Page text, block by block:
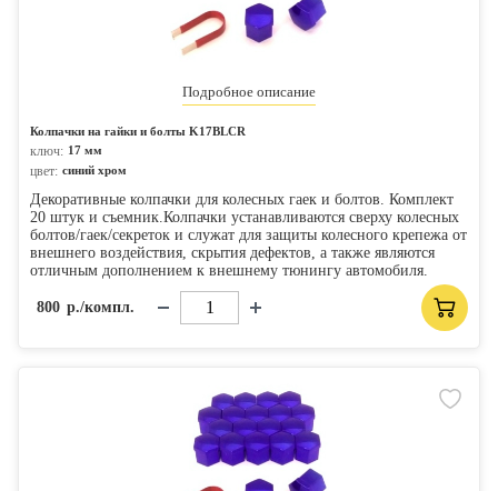
Подробное описание
Колпачки на гайки и болты K17BLСR
ключ: 17 мм
цвет: синий хром
Декоративные колпачки для колесных гаек и болтов. Комплект
20 штук и съемник.Колпачки устанавливаются сверху колесных
болтов/гаек/секреток и служат для защиты колесного крепежа от
внешнего воздействия, скрытия дефектов, а также являются
отличным дополнением к внешнему тюнингу автомобиля.
800 р./компл.